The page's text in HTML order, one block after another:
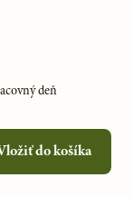
deň
do košíka